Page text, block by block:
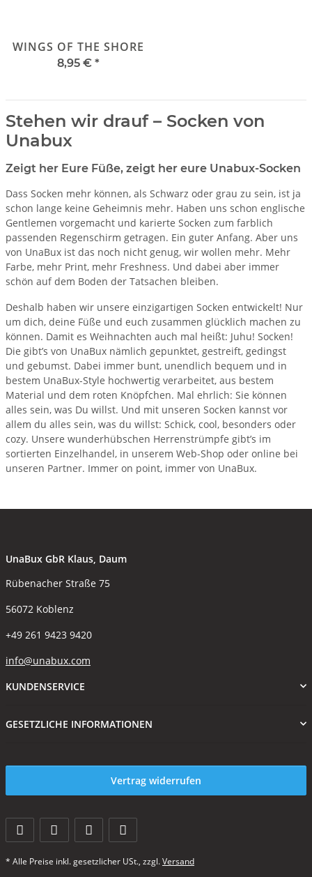
WINGS OF THE SHORE
8,95 € *
Stehen wir drauf – Socken von
Unabux
Zeigt her Eure Füße, zeigt her eure Unabux-Socken
Dass Socken mehr können, als Schwarz oder grau zu sein, ist ja
schon lange keine Geheimnis mehr. Haben uns schon englische
Gentlemen vorgemacht und karierte Socken zum farblich
passenden Regenschirm getragen. Ein guter Anfang. Aber uns
von UnaBux ist das noch nicht genug, wir wollen mehr. Mehr
Farbe, mehr Print, mehr Freshness. Und dabei aber immer
schön auf dem Boden der Tatsachen bleiben.
Deshalb haben wir unsere einzigartigen Socken entwickelt! Nur
um dich, deine Füße und euch zusammen glücklich machen zu
können. Damit es Weihnachten auch mal heißt: Juhu! Socken!
Die gibt’s von UnaBux nämlich gepunktet, gestreift, gedingst
und gebumst. Dabei immer bunt, unendlich bequem und in
bestem UnaBux-Style hochwertig verarbeitet, aus bestem
Material und dem roten Knöpfchen. Mal ehrlich: Sie können
alles sein, was Du willst. Und mit unseren Socken kannst vor
allem du alles sein, was du willst: Schick, cool, besonders oder
cozy. Unsere wunderhübschen Herrenstrümpfe gibt’s im
sortierten Einzelhandel, in unserem Web-Shop oder online bei
unseren Partner. Immer on point, immer von UnaBux.
UnaBux GbR Klaus, Daum
Rübenacher Straße 75
56072 Koblenz
+49 261 9423 9420
info@unabux.com
KUNDENSERVICE
GESETZLICHE INFORMATIONEN
Vertrag widerrufen
* Alle Preise inkl. gesetzlicher USt., zzgl.Versand